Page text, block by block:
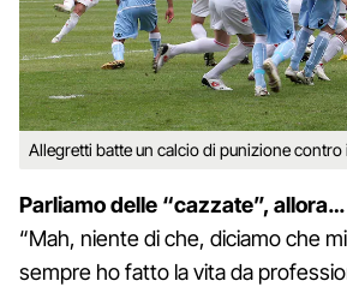
Allegretti batte un calcio di punizione contro
Parliamo delle “cazzate”, allora…
“Mah, niente di che, diciamo che
sempre ho fatto la vita da